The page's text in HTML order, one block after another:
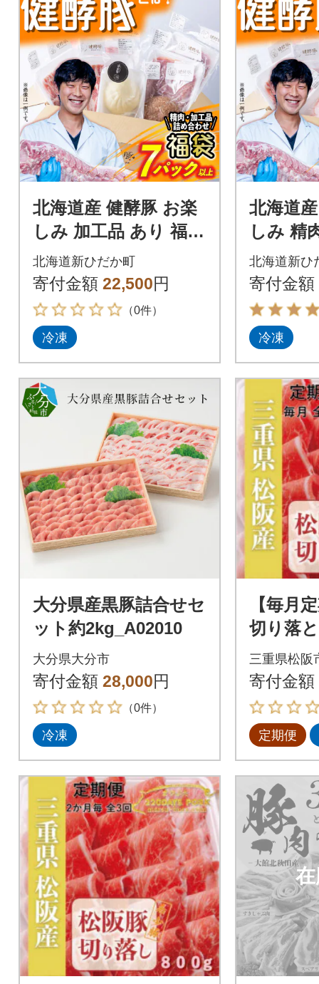
北海道産 健酵豚 お楽
しみ 加工品 あり 福袋
7パック以上
北海道新ひだか町
寄付金額 22,500円
（0件）
冷凍
北海道
しみ 精
上 (7～8
北海道新ひ
寄付金額
冷凍
大分県産黒豚詰合せセ
ット約2kg_A02010
大分県大分市
寄付金額 28,000円
（0件）
冷凍
【毎月
切り落
ゃぶし
炒め物
色々全3
三重県松阪
寄付金額
定期便